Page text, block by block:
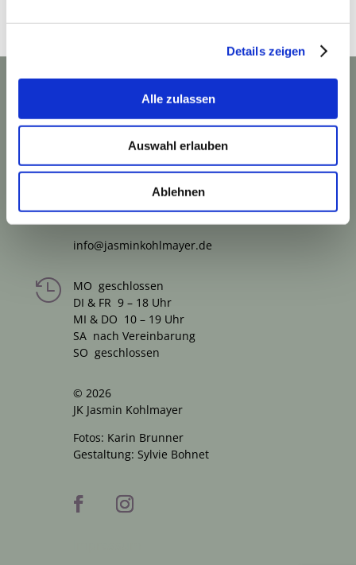
Details zeigen
Alle zulassen
Auswahl erlauben
Ablehnen
Wie finden Sie uns?
Bewerten Sie uns bei Google.

Schießstättstraße 18
80339 München
Telefon 089 5021540
info@jasminkohlmayer.de

MO geschlossen
DI & FR 9 – 18 Uhr
MI & DO 10 – 19 Uhr
SA nach Vereinbarung
SO geschlossen
© 2026
JK Jasmin Kohlmayer
Fotos: Karin Brunner
Gestaltung: Sylvie Bohnet